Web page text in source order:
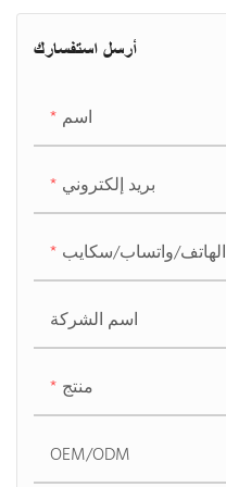
أرسل استفسارك
اسم
بريد إلكتروني
الهاتف/واتساب/سكايب
اسم الشركة
منتج
OEM/ODM